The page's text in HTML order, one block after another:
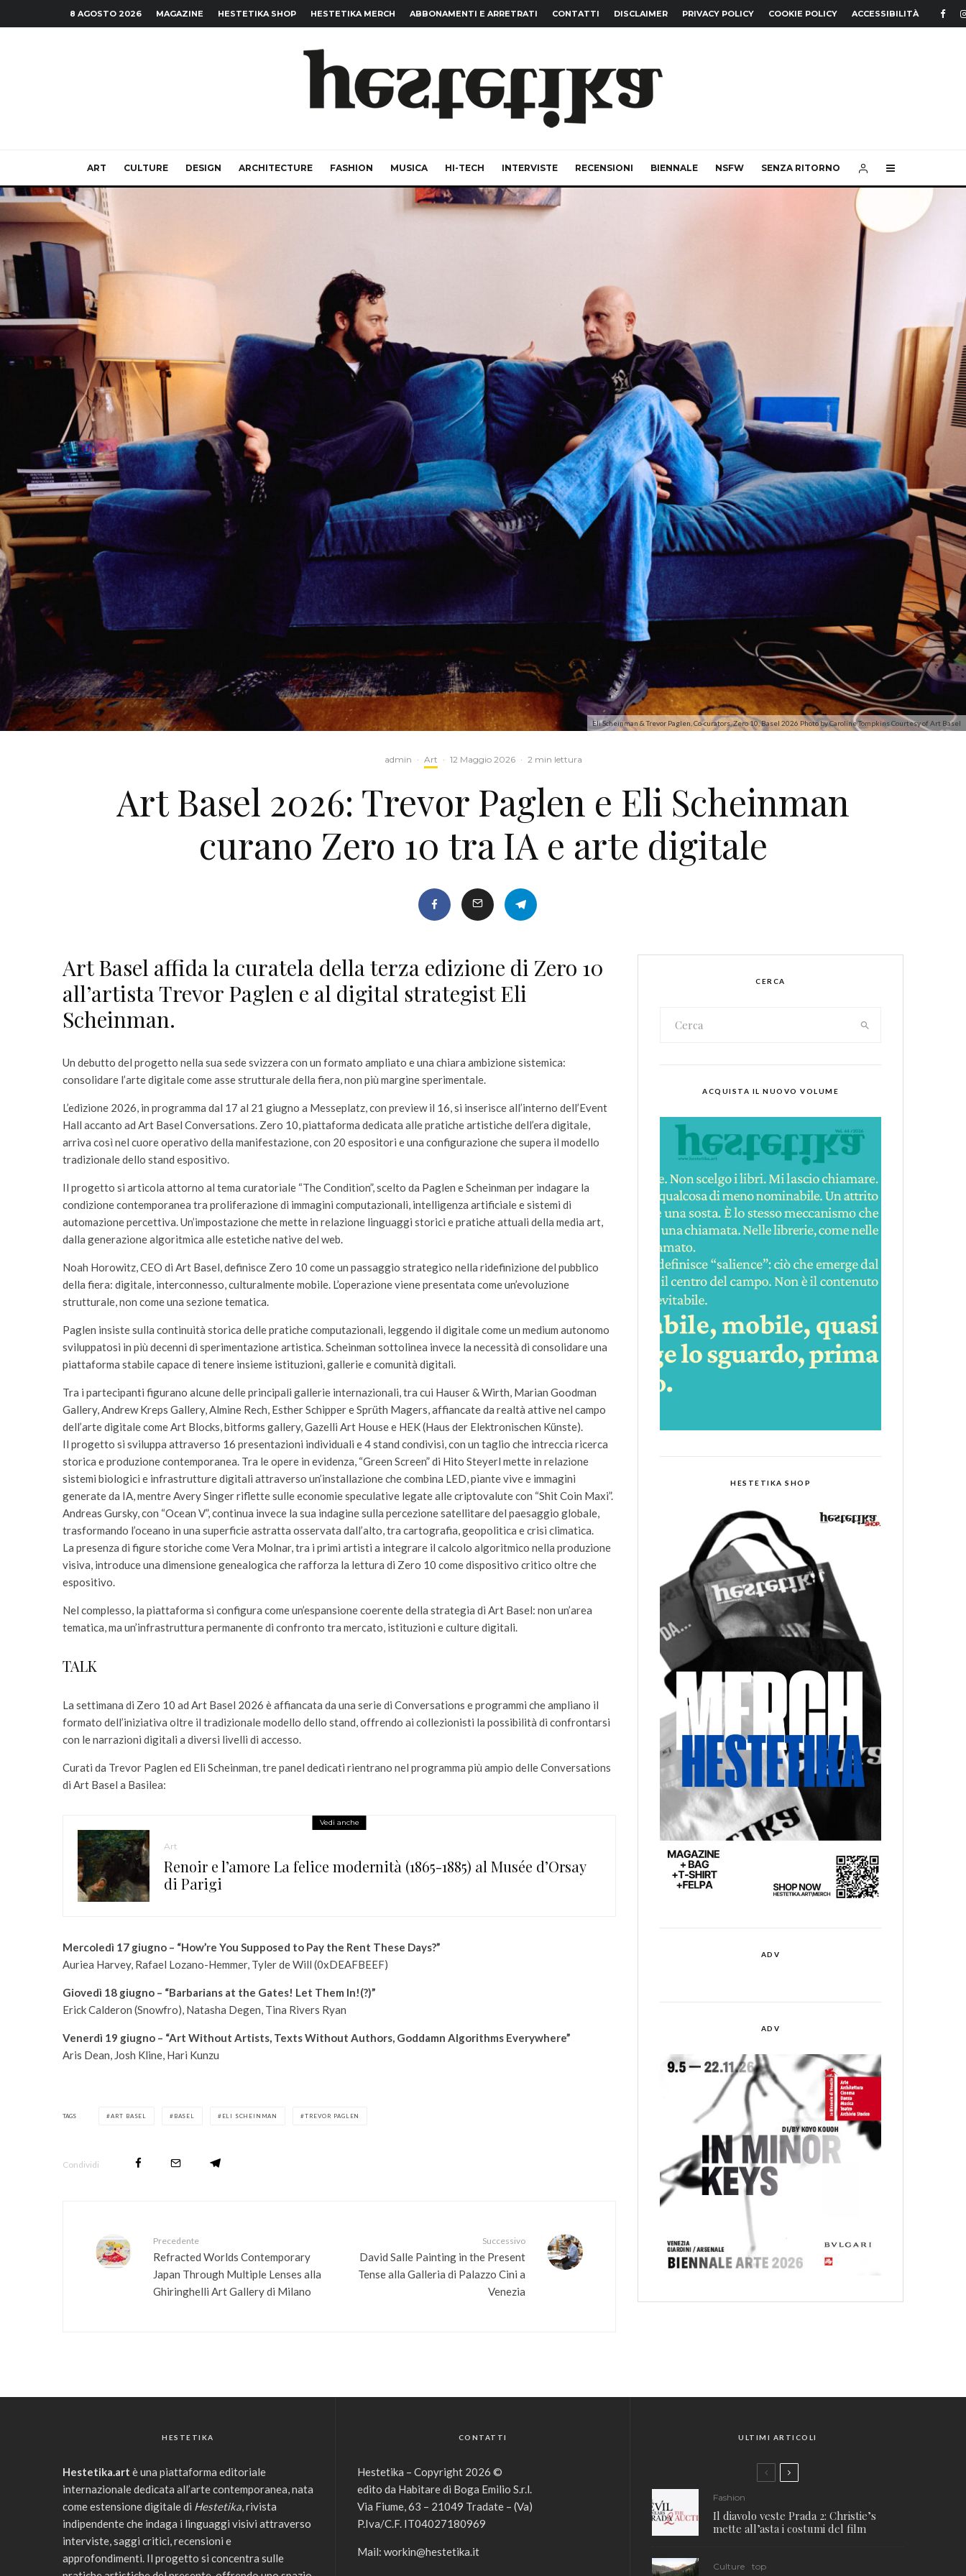
8 AGOSTO 2026 MAGAZINE HESTETIKA SHOP HESTETIKA MERCH ABBONAMENTI E ARRETRATI CONTATTI DISCLAIMER PRIVACY POLICY COOKIE POLICY ACCESSIBILITÀ
ART CULTURE DESIGN ARCHITECTURE FASHION MUSICA HI-TECH INTERVISTE RECENSIONI BIENNALE NSFW SENZA RITORNO
Eli Scheinman & Trevor Paglen, Co-curators, Zero 10, Basel 2026 Photo by Caroline Tompkins Courtesy of Art Basel
admin · Art · 12 Maggio 2026 · 2 min lettura
Art Basel 2026: Trevor Paglen e Eli Scheinman
curano Zero 10 tra IA e arte digitale
Art Basel affida la curatela della terza edizione di Zero 10
all’artista Trevor Paglen e al digital strategist Eli
Scheinman.
Un debutto del progetto nella sua sede svizzera con un formato ampliato e una chiara ambizione sistemica:
consolidare l’arte digitale come asse strutturale della fiera, non più margine sperimentale.
L’edizione 2026, in programma dal 17 al 21 giugno a Messeplatz, con preview il 16, si inserisce all’interno dell’Event
Hall accanto ad Art Basel Conversations. Zero 10, piattaforma dedicata alle pratiche artistiche dell’era digitale,
arriva così nel cuore operativo della manifestazione, con 20 espositori e una configurazione che supera il modello
tradizionale dello stand espositivo.
Il progetto si articola attorno al tema curatoriale “The Condition”, scelto da Paglen e Scheinman per indagare la
condizione contemporanea tra proliferazione di immagini computazionali, intelligenza artificiale e sistemi di
automazione percettiva. Un’impostazione che mette in relazione linguaggi storici e pratiche attuali della media art,
dalla generazione algoritmica alle estetiche native del web.
Noah Horowitz, CEO di Art Basel, definisce Zero 10 come un passaggio strategico nella ridefinizione del pubblico
della fiera: digitale, interconnesso, culturalmente mobile. L’operazione viene presentata come un’evoluzione
strutturale, non come una sezione tematica.
Paglen insiste sulla continuità storica delle pratiche computazionali, leggendo il digitale come un medium autonomo
sviluppatosi in più decenni di sperimentazione artistica. Scheinman sottolinea invece la necessità di consolidare una
piattaforma stabile capace di tenere insieme istituzioni, gallerie e comunità digitali.
Tra i partecipanti figurano alcune delle principali gallerie internazionali, tra cui Hauser & Wirth, Marian Goodman
Gallery, Andrew Kreps Gallery, Almine Rech, Esther Schipper e Sprüth Magers, affiancate da realtà attive nel campo
dell’arte digitale come Art Blocks, bitforms gallery, Gazelli Art House e HEK (Haus der Elektronischen Künste).
Il progetto si sviluppa attraverso 16 presentazioni individuali e 4 stand condivisi, con un taglio che intreccia ricerca
storica e produzione contemporanea. Tra le opere in evidenza, “Green Screen” di Hito Steyerl mette in relazione
sistemi biologici e infrastrutture digitali attraverso un’installazione che combina LED, piante vive e immagini
generate da IA, mentre Avery Singer riflette sulle economie speculative legate alle criptovalute con “Shit Coin Maxi”.
Andreas Gursky, con “Ocean V”, continua invece la sua indagine sulla percezione satellitare del paesaggio globale,
trasformando l’oceano in una superficie astratta osservata dall’alto, tra cartografia, geopolitica e crisi climatica.
La presenza di figure storiche come Vera Molnar, tra i primi artisti a integrare il calcolo algoritmico nella produzione
visiva, introduce una dimensione genealogica che rafforza la lettura di Zero 10 come dispositivo critico oltre che
espositivo.
Nel complesso, la piattaforma si configura come un’espansione coerente della strategia di Art Basel: non un’area
tematica, ma un’infrastruttura permanente di confronto tra mercato, istituzioni e culture digitali.
TALK
La settimana di Zero 10 ad Art Basel 2026 è affiancata da una serie di Conversations e programmi che ampliano il
formato dell’iniziativa oltre il tradizionale modello dello stand, offrendo ai collezionisti la possibilità di confrontarsi
con le narrazioni digitali a diversi livelli di accesso.
Curati da Trevor Paglen ed Eli Scheinman, tre panel dedicati rientrano nel programma più ampio delle Conversations
di Art Basel a Basilea:
Vedi anche
Art
Renoir e l’amore La felice modernità (1865-1885) al Musée d’Orsay
di Parigi
Mercoledì 17 giugno – “How’re You Supposed to Pay the Rent These Days?”
Auriea Harvey, Rafael Lozano-Hemmer, Tyler de Will (0xDEAFBEEF)
Giovedì 18 giugno – “Barbarians at the Gates! Let Them In!(?)”
Erick Calderon (Snowfro), Natasha Degen, Tina Rivers Ryan
Venerdì 19 giugno – “Art Without Artists, Texts Without Authors, Goddamn Algorithms Everywhere”
Aris Dean, Josh Kline, Hari Kunzu
TAGS ART BASEL BASEL ELI SCHEINMAN TREVOR PAGLEN
Condividi
Precedente
Refracted Worlds Contemporary
Japan Through Multiple Lenses alla
Ghiringhelli Art Gallery di Milano
Successivo
David Salle Painting in the Present
Tense alla Galleria di Palazzo Cini a
Venezia
CERCA
ACQUISTA IL NUOVO VOLUME
HESTETIKA SHOP
ADV
ADV
HESTETIKA
Hestetika.art è una piattaforma editoriale
internazionale dedicata all’arte contemporanea, nata
come estensione digitale di Hestetika, rivista
indipendente che indaga i linguaggi visivi attraverso
interviste, saggi critici, recensioni e
approfondimenti. Il progetto si concentra sulle
CONTATTI
Hestetika – Copyright 2026 ©
edito da Habitare di Boga Emilio S.r.l.
Via Fiume, 63 – 21049 Tradate – (Va)
P.Iva/C.F. IT04027180969
Mail: workin@hestetika.it
ULTIMI ARTICOLI
Fashion
Il diavolo veste Prada 2: Christie’s
mette all’asta i costumi del film
Culture top